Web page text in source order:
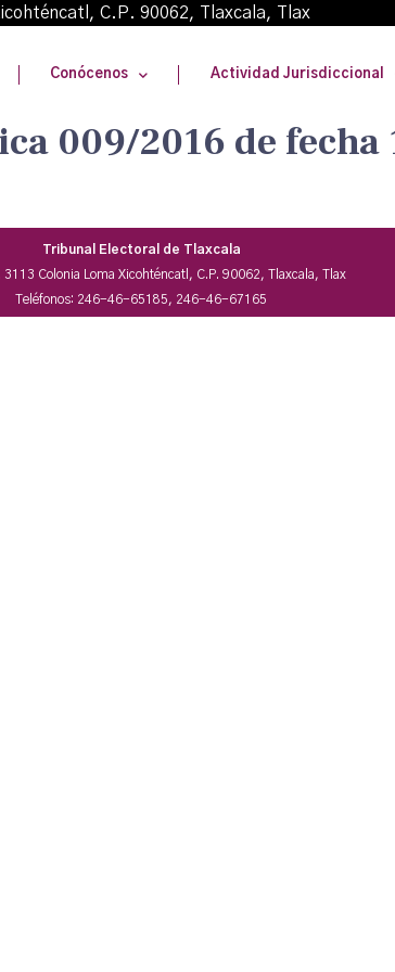
Xicohténcatl, C.P. 90062, Tlaxcala, Tlax
Conócenos Actividad Jurisdiccional
009/2016 de fecha
Tribunal Electoral de Tlaxcala
3113 Colonia Loma Xicohténcatl, C.P. 90062, Tlaxcala, Tlax
Teléfonos: 246-46-65185, 246-46-67165